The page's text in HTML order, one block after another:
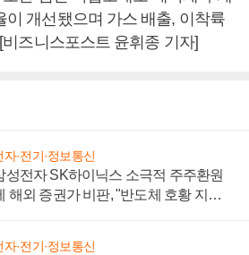
이 개선됐으며 가스 배출, 이착륙
즈니스포스트 윤휘종 기자]
자·전기·정보통신
성전자 SK하이닉스 소극적 주주환원
해외 증권가 비판, "반도체 호황 지속
자·전기·정보통신